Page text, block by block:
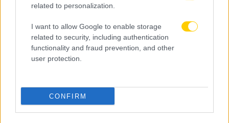
related to personalization.
I want to allow Google to enable storage
related to security, including authentication
functionality and fraud prevention, and other
user protection.
CONFIRM